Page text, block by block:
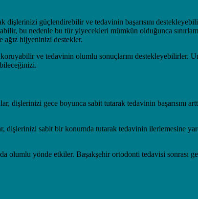
dişlerinizi güçlendirebilir ve tedavinin başarısını
bu nedenle bu tür yiyecekleri mümkün olduğunca
ağız hijyeninizi destekler.
ve tedavinin olumlu sonuçlarını destekleyebilirler.
gece boyunca sabit tutarak tedavinin başarısını
dişlerinizi sabit bir konumda tutarak tedavinin ilerlemesine
olumlu yönde etkiler. Başakşehir ortodonti tedavisi sonrası